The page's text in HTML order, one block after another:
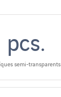
pcs.
semi-transparents